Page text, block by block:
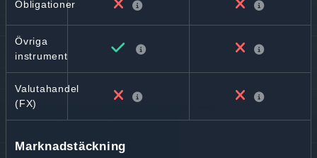
Obligationer
Övriga
instrument
Valutahandel
(FX)
Marknadstäckning